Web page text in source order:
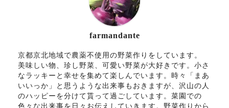
farmandante
京都京北地域で農薬不使用の野菜作りをしています。
美味しい物、珍し野菜、可愛い野菜が大好きです。小さ
なラッキーと幸せを集めて楽しんでいます。時々「まあ
いいっか」と思うような出来事もおきますが、沢山の人
のハッピーを分けて貰って過ごしています。菜園での
色々な出来事を日々お伝えしていきます。野菜作りから